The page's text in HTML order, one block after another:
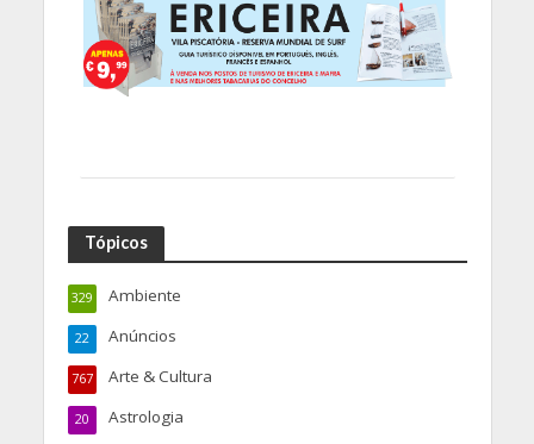
Tópicos
Ambiente
329
Anúncios
22
Arte & Cultura
767
Astrologia
20